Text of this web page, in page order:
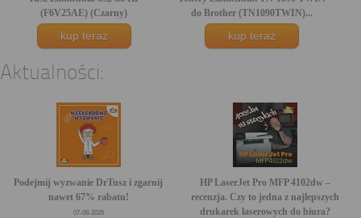
(F6V25AE) (Czarny)
kup teraz
do Brother (TN1090TWIN)...
kup teraz
Aktualności:
Podejmij wyzwanie DrTusz i zgarnij
nawet 67% rabatu!
07-08-2026
HP LaserJet Pro MFP 4102dw –
recenzja. Czy to jedna z najlepszych
drukarek laserowych do biura?